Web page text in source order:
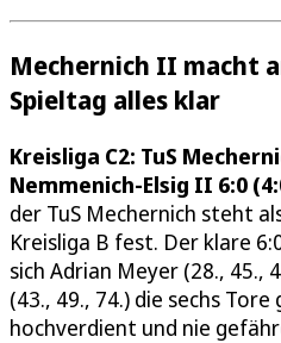
Mechernich II macht
Spieltag alles klar
Kreisliga C2: TuS
Nemmenich-Elsig II 6:0
der TuS Mechernich steht
Kreisliga B fest. Der klare
sich Adrian Meyer (28., 45.,
(43., 49., 74.) die sechs
hochverdient und nie